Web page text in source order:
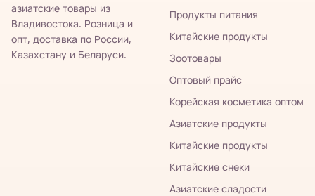
азиатские товары из
Владивостока. Розница и
опт, доставка по России,
Казахстану и Беларуси.
Продукты питания
Китайские продукты
Зоотовары
Оптовый прайс
Корейская косметика оптом
Азиатские продукты
Китайские продукты
Китайские снеки
Азиатские сладости